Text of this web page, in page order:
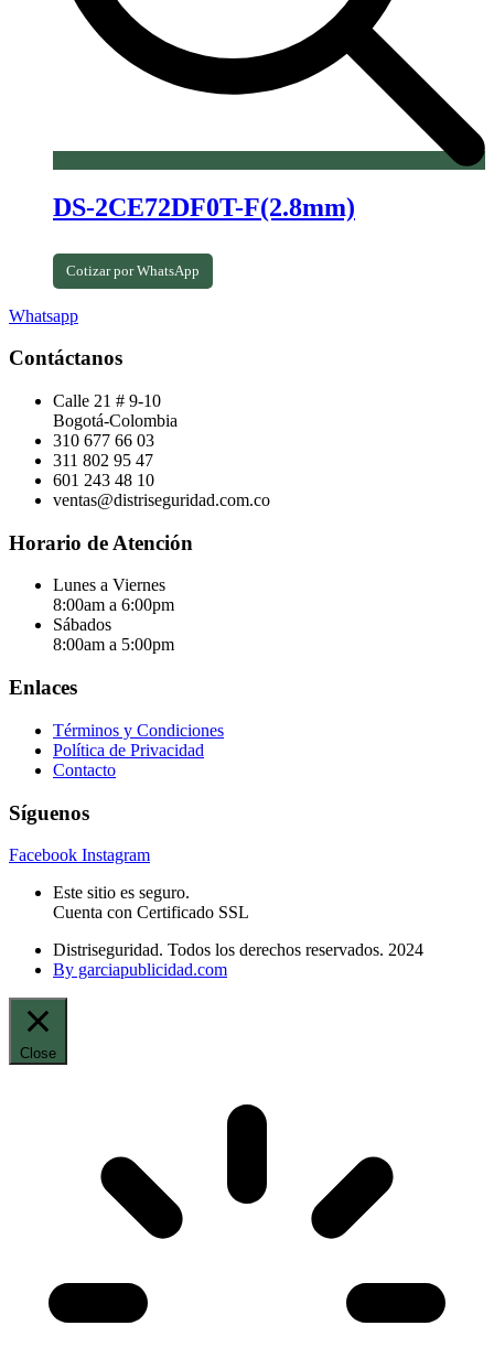
DS-2CE72DF0T-F(2.8mm)
Cotizar por WhatsApp
Whatsapp
Contáctanos
Calle 21 # 9-10
Bogotá-Colombia
310 677 66 03
311 802 95 47
601 243 48 10
ventas@distriseguridad.com.co
Horario de Atención
Lunes a Viernes
8:00am a 6:00pm
Sábados
8:00am a 5:00pm
Enlaces
Términos y Condiciones
Política de Privacidad
Contacto
Síguenos
Facebook Instagram
Este sitio es seguro.
Cuenta con Certificado SSL
Distriseguridad. Todos los derechos reservados. 2024
By garciapublicidad.com
Close